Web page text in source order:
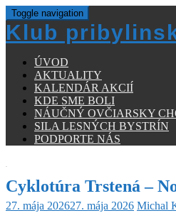
Toggle navigation
Klub
ÚVOD
AKTUALITY
KALENDÁR AKCIÍ
KDE SME BOLI
NÁUČNÝ OVČIARSKY
SILA LESNÝCH BYSTRÍN
PODPORTE NÁS
Cyklotúra Trstená –
27. mája 202627. mája 2026 Michal